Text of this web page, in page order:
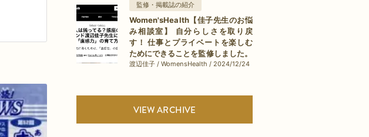
監修・掲載誌の紹介
Women'sHealth【佳子先生のお悩
み相談室】 自分らしさを取り戻
す！ 仕事とプライベートを楽しむ
ためにできることを監修しました。
渡辺佳子 / WomensHealth / 2024/12/24
VIEW ARCHIVE